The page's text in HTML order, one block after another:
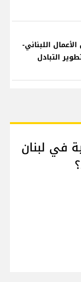
اللبناني-
التبادل
في لبنان